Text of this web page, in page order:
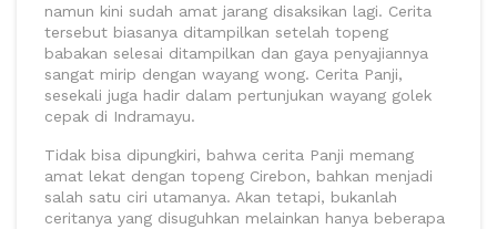
namun kini sudah amat jarang disaksikan lagi. Cerita
tersebut biasanya ditampilkan setelah topeng
babakan selesai ditampilkan dan gaya penyajiannya
sangat mirip dengan wayang wong. Cerita Panji,
sesekali juga hadir dalam pertunjukan wayang golek
cepak di Indramayu.
Tidak bisa dipungkiri, bahwa cerita Panji memang
amat lekat dengan topeng Cirebon, bahkan menjadi
salah satu ciri utamanya. Akan tetapi, bukanlah
ceritanya yang disuguhkan melainkan hanya beberapa